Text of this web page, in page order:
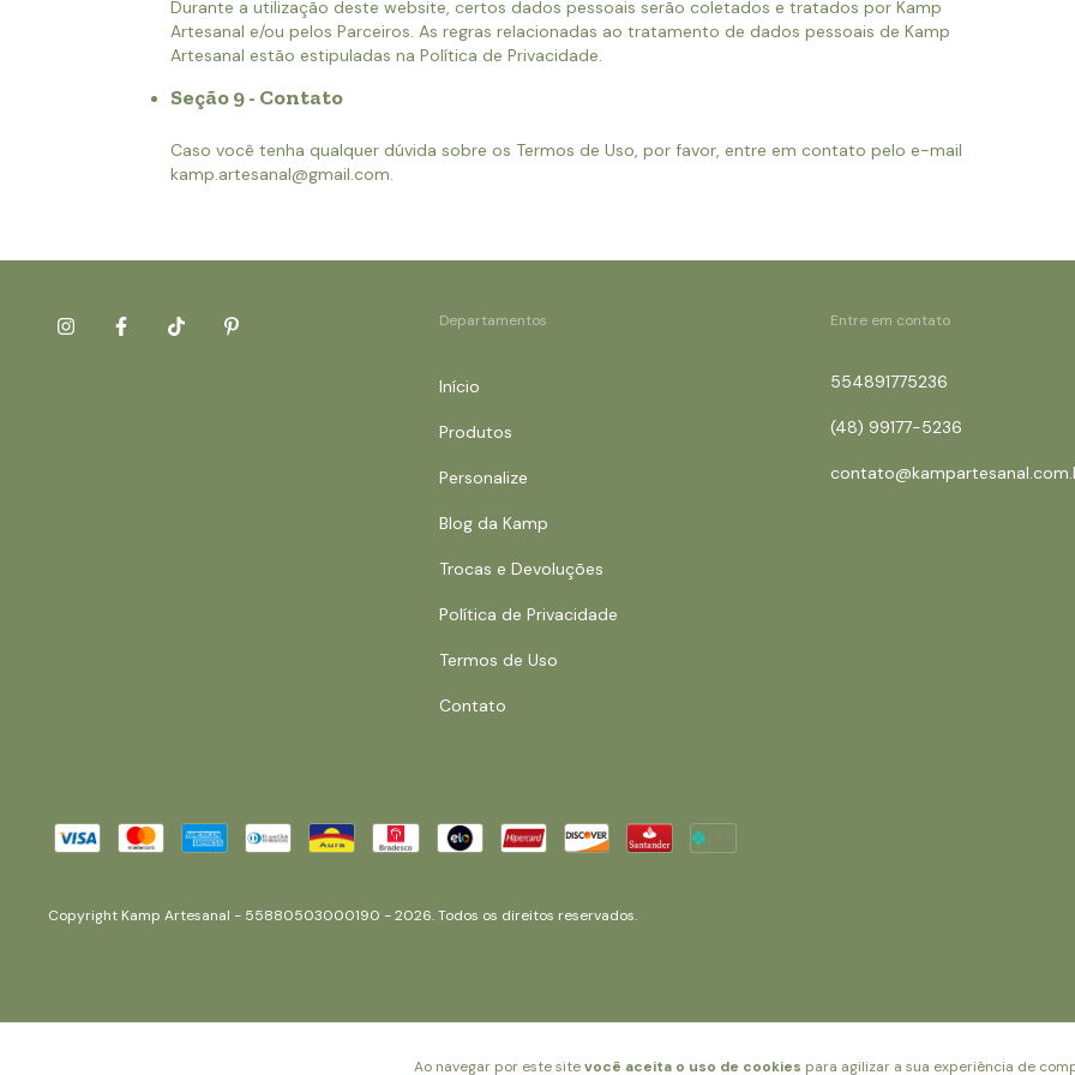
Ao navegar por este sitevocê aceita o uso de cookies para agilizar a sua experiência de
Durante a utilização deste website, certos dados pessoais serão coletados e tratados por Kamp
Artesanal e/ou pelos Parceiros. As regras relacionadas ao tratamento de dados pessoais de Kamp
Artesanal estão estipuladas na Política de Privacidade.
Seção 9 - Contato
Caso você tenha qualquer dúvida sobre os Termos de Uso, por favor, entre em contato pelo e-mail
kamp.artesanal@gmail.com.
Departamentos
Início
Produtos
Personalize
Blog da Kamp
Trocas e Devoluções
Política de Privacidade
Termos de Uso
Contato
Entre em contato
554891775236
(48) 99177-5236
Copyright Kamp Artesanal - 55880503000190 - 2026. Todos os direitos reservados.